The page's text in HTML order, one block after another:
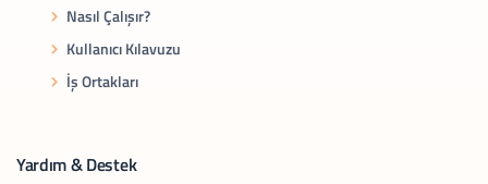
Nasıl Çalışır?
Kullanıcı Kılavuzu
İş Ortakları
Yardım & Destek